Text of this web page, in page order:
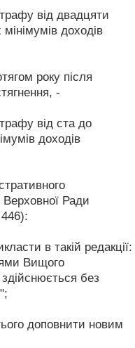
від двадцяти
доходів
року після
-
від ста до
доходів
Верховної Ради
в такій редакції:
Вищого
без
доповнити новим